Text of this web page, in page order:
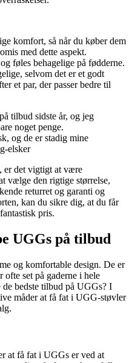
komfort, så når du køber dem
med dette aspekt.
føles behagelige på fødderne.
selvom det er et godt
et par, der passer bedre til
tilbud sidste år, og jeg
noget penge.
og de er stadig mine
elsker
er det vigtigt at være
vælge den rigtige størrelse,
returret og garanti og
kan du sikre dig, at du får
pris.
UGGs på tilbud
og komfortable design. De er
set på gaderne i hele
bedste tilbud på UGGs? I
måder at få fat i UGG-støvler
at få fat i UGGs er ved at